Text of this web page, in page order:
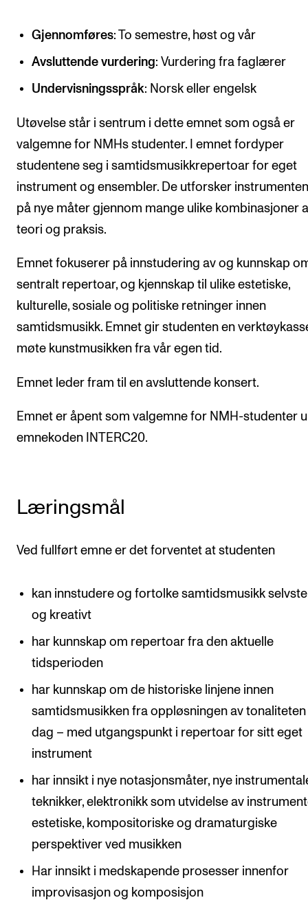
CREMAH
NordART
Prosjekter
INTERNASJONALT
Utveksling
Internasjonal strategi
Samarbeidsprosjekter
IN.TUNE
AKTUELT
Arrangementer og konserter
Nyheter og historier
Kontakt oss
For ansatte og studenter
Gjennomføres: To semestre, høst og vår
Avsluttende vurdering: Vurdering fra faglærer
Undervisningsspråk: Norsk eller engelsk
Utøvelse står i sentrum i dette emnet som også er
valgemne for NMHs studenter. I emnet fordyper
studentene seg i samtidsmusikkrepertoar for eget
instrument og ensembler. De utforsker
på nye måter gjennom mange ulike kombinasjoner
teori og praksis.
Emnet fokuserer på innstudering av og kunnskap
sentralt repertoar, og kjennskap til ulike estetiske,
kulturelle, sosiale og politiske retninger innen
samtidsmusikk. Emnet gir studenten en
møte kunstmusikken fra vår egen tid.
Emnet leder fram til en avsluttende konsert.
Emnet er åpent som valgemne for NMH-studenter
emnekoden INTERC20.
Læringsmål
Ved fullført emne er det forventet at studenten
kan innstudere og fortolke samtidsmusikk
og kreativt
har kunnskap om repertoar fra den aktuelle
tidsperioden
har kunnskap om de historiske linjene innen
samtidsmusikken fra oppløsningen av tonaliteten
dag – med utgangspunkt i repertoar for sitt eget
instrument
har innsikt i nye notasjonsmåter, nye
teknikker, elektronikk som utvidelse av
estetiske, kompositoriske og dramaturgiske
perspektiver ved musikken
Har innsikt i medskapende prosesser innenfor
improvisasjon og komposisjon